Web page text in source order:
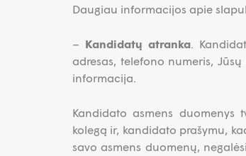
Daugiau informacijos apie
– Kandidatų atranka.
adresas, telefono numeris,
informacija.
Kandidato asmens duomenys
kolegą ir, kandidato prašymu,
savo asmens duomenų,